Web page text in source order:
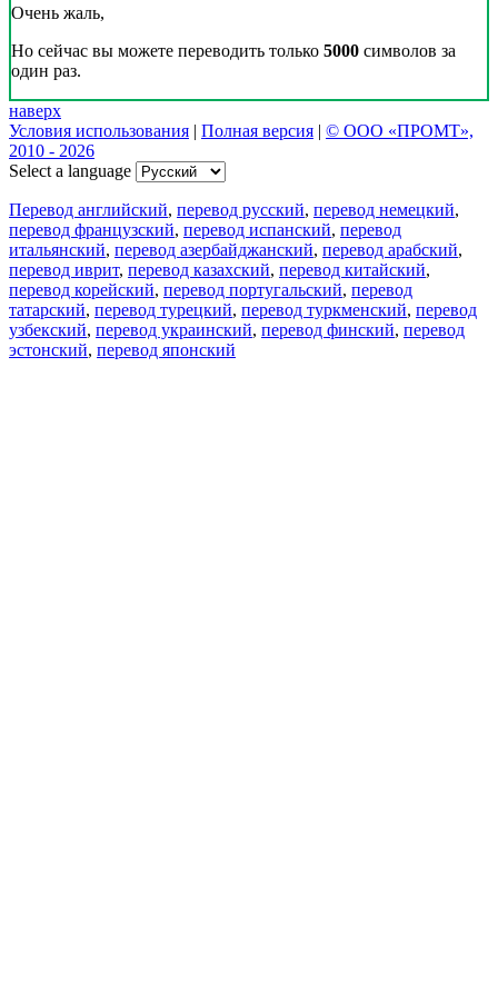
Очень жаль,
Но сейчас вы можете переводить только 5000 символов за
один раз.
наверх
Условия использования | Полная версия | © ООО «ПРОМТ»,
2010 - 2026
Select a language
Перевод английский, перевод русский, перевод немецкий,
перевод французский, перевод испанский, перевод
итальянский, перевод азербайджанский, перевод арабский,
перевод иврит, перевод казахский, перевод китайский,
перевод корейский, перевод португальский, перевод
татарский, перевод турецкий, перевод туркменский, перевод
узбекский, перевод украинский, перевод финский, перевод
эстонский, перевод японский